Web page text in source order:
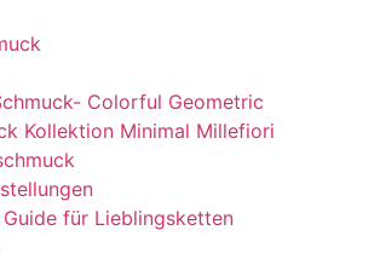
Colorful Geometric
Kollektion Minimal Millefiori
für Lieblingsketten